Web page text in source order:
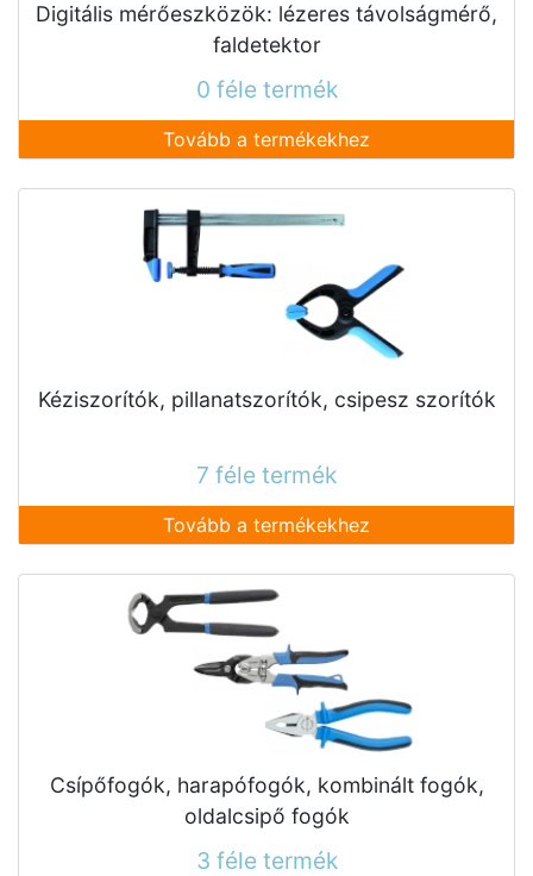
Digitális mérőeszközök: lézeres távolságmérő,
faldetektor
0 féle termék
Tovább a termékekhez
Kéziszorítók, pillanatszorítók, csipesz szorítók
7 féle termék
Tovább a termékekhez
Csípőfogók, harapófogók, kombinált fogók,
oldalcsipő fogók
3 féle termék